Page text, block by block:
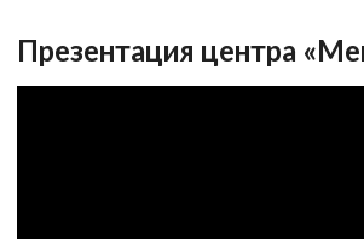
Презентация центра